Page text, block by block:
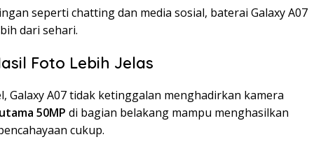
seperti chatting dan media sosial, baterai Galaxy A07
dari sehari.
Foto Lebih Jelas
Galaxy A07 tidak ketinggalan menghadirkan kamera
50MP di bagian belakang mampu menghasilkan
cukup.